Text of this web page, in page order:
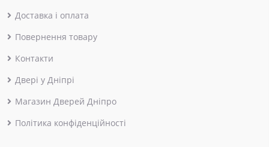
Доставка і оплата
Повернення товару
Контакти
Двері у Дніпрі
Магазин Дверей Дніпро
Політика конфіденційності